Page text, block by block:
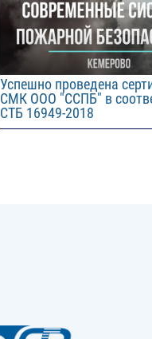
Успешно проведена
СМК ООО "ССПБ" в
СТБ 16949-2018